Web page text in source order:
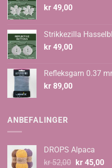
kr 49,00
Strikkezilla
kr 49,00
Refleksgarn 0.37
kr 89,00
ANBEFALINGER
DROPS Alpaca
kr52,00 Opprinnelig
kr45,00